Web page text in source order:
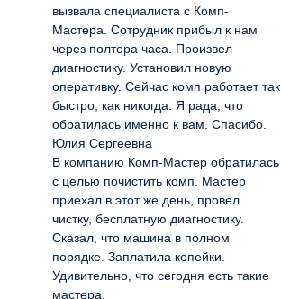
вызвала специалиста с Комп-
Мастера. Сотрудник прибыл к нам
через полтора часа. Произвел
диагностику. Установил новую
оперативку. Сейчас комп работает так
быстро, как никогда. Я рада, что
обратилась именно к вам. Спасибо.
Юлия Сергеевна
В компанию Комп-Мастер обратилась
с целью почистить комп. Мастер
приехал в этот же день, провел
чистку, бесплатную диагностику.
Сказал, что машина в полном
порядке. Заплатила копейки.
Удивительно, что сегодня есть такие
мастера.